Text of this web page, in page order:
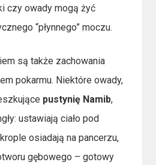
czy owady mogą żyć
“płynnego” moczu.
są także zachowania
pokarmu. Niektóre owady,
pustynię Namib,
ustawiają ciało pod
osiadają na pancerzu,
gębowego – gotowy